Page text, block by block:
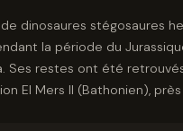
dinosaures stégosaures
la période du
Ses restes ont été
El Mers II (Bathonien),